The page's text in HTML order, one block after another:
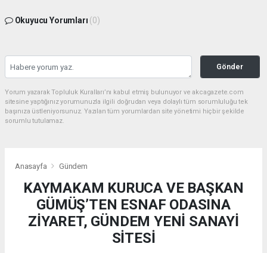
Okuyucu Yorumları (0)
Gönder
Yorum yazarak Topluluk Kuralları’nı kabul etmiş bulunuyor ve akcagazete.com
sitesine yaptığınız yorumunuzla ilgili doğrudan veya dolaylı tüm sorumluluğu tek
başınıza üstleniyorsunuz. Yazılan tüm yorumlardan site yönetimi hiçbir şekilde
sorumlu tutulamaz.
Anasayfa Gündem
KAYMAKAM KURUCA VE BAŞKAN
GÜMÜŞ’TEN ESNAF ODASINA
ZİYARET, GÜNDEM YENİ SANAYİ
SİTESİ